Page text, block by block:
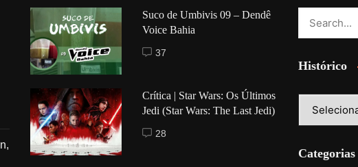
Suco de Umbivis 09 – Dendê
Voice Bahia
37
Crítica | Star Wars: Os Últimos
Jedi (Star Wars: The Last Jedi)
28
Histórico
Categorias